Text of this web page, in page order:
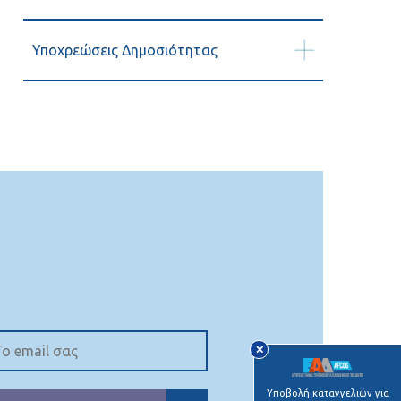
✕
Υποβολή καταγγελιών για
Υποχρεώσεις Δημοσιότητας